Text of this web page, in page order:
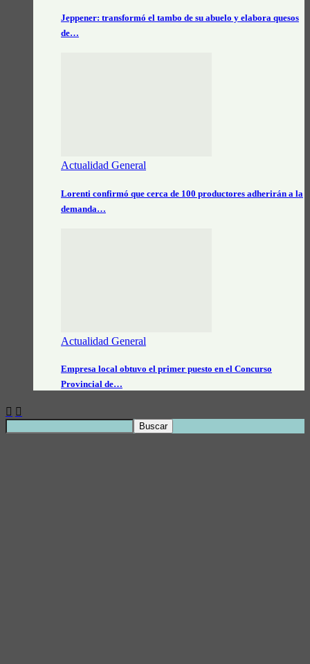
Jeppener: transformó el tambo de su abuelo y elabora quesos
de…
Actualidad General
Lorenti confirmó que cerca de 100 productores adherirán a la
demanda…
Actualidad General
Empresa local obtuvo el primer puesto en el Concurso
Provincial de…